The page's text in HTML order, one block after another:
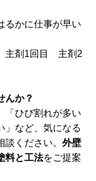
かに仕事が早い
主剤1回目 主剤2
んか？
「ひび割れが多い
」など、気になる
ください。 外壁
料と工法をご提案